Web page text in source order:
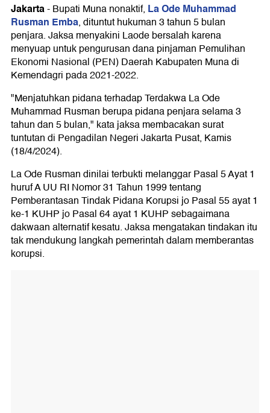
Jakarta-Bupati Muna nonaktif, La Ode Muhammad
Rusman Emba, dituntut hukuman 3 tahun 5 bulan
penjara. Jaksa menyakini Laode bersalah karena
menyuap untuk pengurusan dana pinjaman Pemulihan
Ekonomi Nasional (PEN) Daerah Kabupaten Muna di
Kemendagri pada 2021-2022.
"Menjatuhkan pidana terhadap Terdakwa La Ode
Muhammad Rusman berupa pidana penjara selama 3
tahun dan 5 bulan," kata jaksa membacakan surat
tuntutan di Pengadilan Negeri Jakarta Pusat, Kamis
(18/4/2024).
La Ode Rusman dinilai terbukti melanggar Pasal 5 Ayat 1
huruf A UU RI Nomor 31 Tahun 1999 tentang
Pemberantasan Tindak Pidana Korupsi jo Pasal 55 ayat 1
ke-1 KUHP jo Pasal 64 ayat 1 KUHP sebagaimana
dakwaan alternatif kesatu. Jaksa mengatakan tindakan itu
tak mendukung langkah pemerintah dalam memberantas
korupsi.